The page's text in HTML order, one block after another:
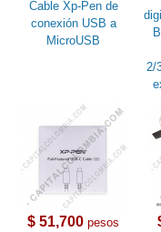
Cable Xp-Pen de
conexión USB a
MicroUSB
2/
$ 51,700 pesos